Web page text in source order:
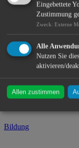
Bildung
Eingebettete
Zustimmung
Zweck: Externe
Alle
Nutzen Sie
aktivieren/
Allen zustimmen